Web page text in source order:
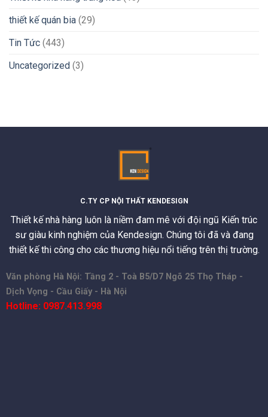
thiết kế quán bia (29)
Tin Tức (443)
Uncategorized (3)
C.TY CP NỘI THẤT KENDESIGN
Thiết kế nhà hàng luôn là niềm đam mê với đội ngũ Kiến trúc
sư giàu kinh nghiệm của Kendesign. Chúng tôi đã và đang
thiết kế thi công cho các thương hiệu nổi tiếng trên thị trường.
Văn phòng Hà Nội: Tầng 2 - Toà B5/D7 Ngõ 25 Thọ Tháp -
Dịch Vọng - Cầu Giấy - Hà Nội
Hotline: 0987.413.998